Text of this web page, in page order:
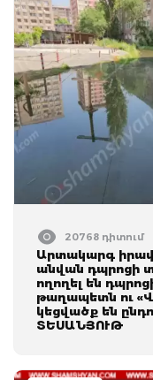
20768 դիտում
Արտակարգ
անվան դպրոցի
ողողել են
թաղապետն ու
կեցվածք են
ՏԵՍԱՆՅՈՒԹ